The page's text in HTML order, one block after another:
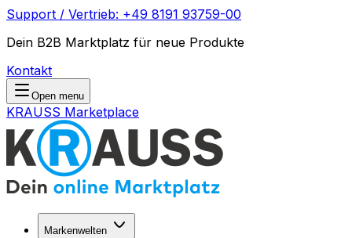
Support / Vertrieb: +49 8191 93759-00
Dein B2B Marktplatz für neue Produkte
Kontakt
Open menu
KRAUSS Marketplace
Markenwelten